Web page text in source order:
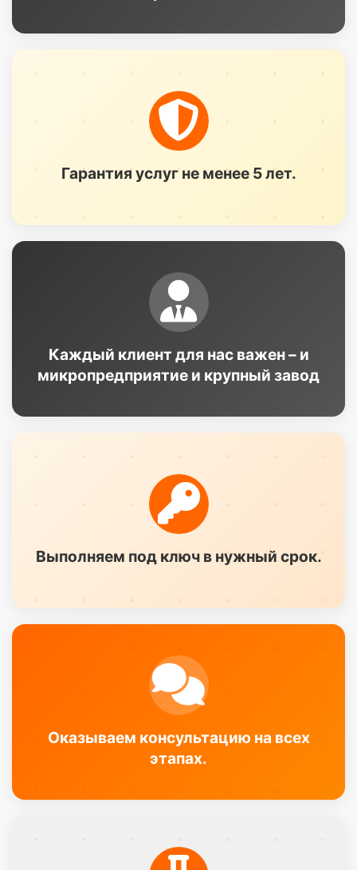
Гарантия услуг не менее 5 лет.
Каждый клиент для нас важен – и
микропредприятие и крупный завод
Выполняем под ключ в нужный срок.
Оказываем консультацию на всех
этапах.